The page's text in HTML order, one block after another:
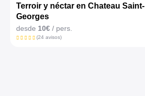
Terroir y néctar en Chateau Saint-
Georges
desde 10€ / pers.
(24 avisos)